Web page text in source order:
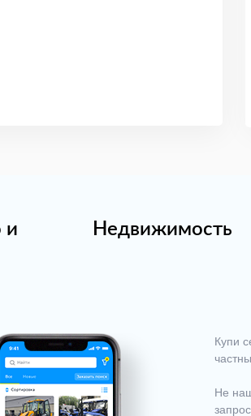
и
Недвижимость
Купи
Не